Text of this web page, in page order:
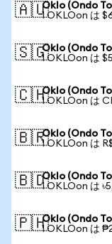
🇦🇺Oklo (Ondo
1 OKLOon は
🇸🇬Oklo (Ondo
1 OKLOon は
🇨🇭Oklo (Ondo
1 OKLOon は
🇧🇷Oklo (Ondo
1 OKLOon は
🇧🇩Oklo (Ondo
1 OKLOon は
🇵🇭Oklo (Ondo
1 OKLOon は